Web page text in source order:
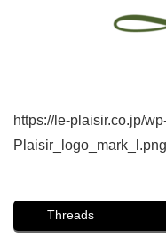
https://le-plaisir.co.jp/
Plaisir_logo_mark_l.png
Threads